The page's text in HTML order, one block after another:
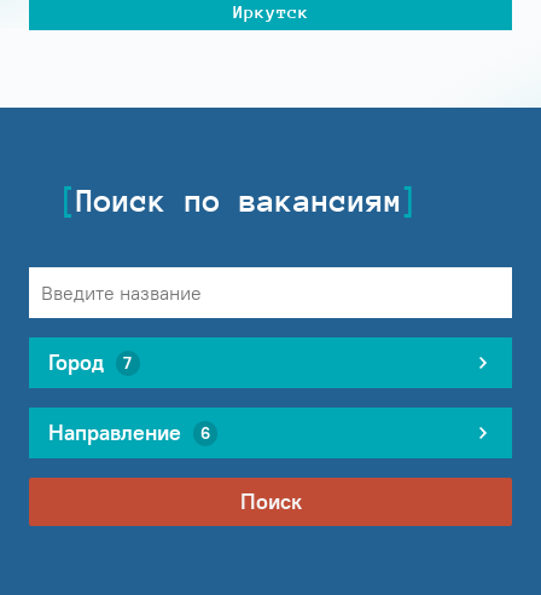
Иркутск
Поиск по вакансиям
Город 7
Направление 6
Поиск